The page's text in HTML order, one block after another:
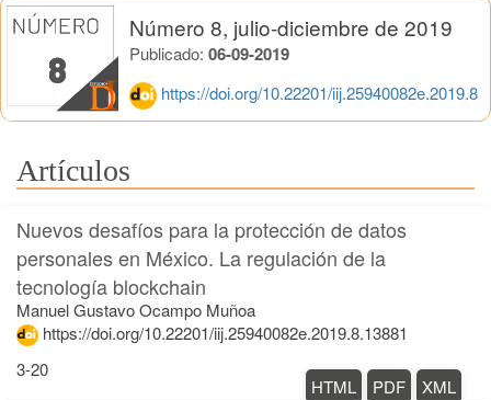
Número 8, julio-diciembre de 2019
Publicado: 06-09-2019
https://doi.org/10.22201/iij.25940082e.2019.8
Artículos
Nuevos desafíos para la protección de datos
personales en México. La regulación de la
tecnología blockchain
Manuel Gustavo Ocampo Muñoa
https://doi.org/10.22201/iij.25940082e.2019.8.13881
3-20
XML
PDF
HTML